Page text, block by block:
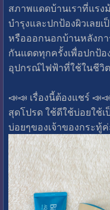
สภาพแดดบ้านเราที่แร
บำรุงและปกป้องผิวเลย
หรือออกนอกบ้านหลังกา
กันแดดทุกครั้งเพื่อปกป้อ
อุปกรณ์ไฟฟ้าที่ใช้ในชีวิ
📣📣 เรื่องนี้ต้องแชร์
สุดโปรด ใช้ดีใช้บ่อยใช้
บ่อยๆของเจ้าของกระทู้ค่